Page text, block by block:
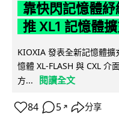
靠快閃記憶體
推 XL1 記憶體
KIOXIA 發表全新記憶體
憶體 XL-FLASH 與 CXL 介
方...
閱讀全文
84 5 ↗ 分享